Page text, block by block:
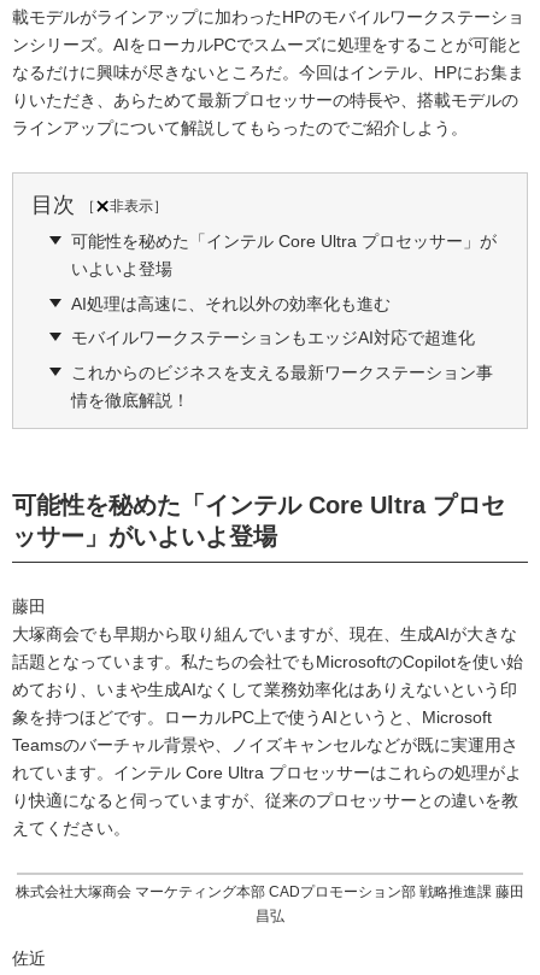
載モデルがラインアップに加わったHPのモバイルワークステーショ
ンシリーズ。AIをローカルPCでスムーズに処理をすることが可能と
なるだけに興味が尽きないところだ。今回はインテル、HPにお集ま
りいただき、あらためて最新プロセッサーの特長や、搭載モデルの
ラインアップについて解説してもらったのでご紹介しよう。
目次 ［ 非表示］
可能性を秘めた「インテル Core Ultra プロセッサー」が
いよいよ登場
AI処理は高速に、それ以外の効率化も進む
モバイルワークステーションもエッジAI対応で超進化
これからのビジネスを支える最新ワークステーション事
情を徹底解説！
可能性を秘めた「インテル Core Ultra プロセ
ッサー」がいよいよ登場
藤田
大塚商会でも早期から取り組んでいますが、現在、生成AIが大きな
話題となっています。私たちの会社でもMicrosoftのCopilotを使い始
めており、いまや生成AIなくして業務効率化はありえないという印
象を持つほどです。ローカルPC上で使うAIというと、Microsoft
Teamsのバーチャル背景や、ノイズキャンセルなどが既に実運用さ
れています。インテル Core Ultra プロセッサーはこれらの処理がよ
り快適になると伺っていますが、従来のプロセッサーとの違いを教
えてください。
株式会社大塚商会 マーケティング本部 CADプロモーション部 戦略推進課 藤田
昌弘
佐近